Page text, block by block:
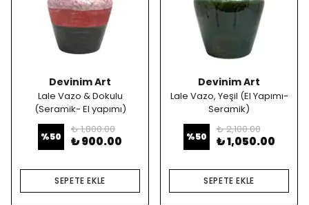
Devinim Art
Lale Vazo & Dokulu
(Seramik- El yapımı)
%50
₺ 1,800.00
₺ 900.00
SEPETE EKLE
Devinim Art
Lale Vazo, Yeşil (El Yapımı-
Seramik)
%50
₺ 2,100.00
₺ 1,050.00
SEPETE EKLE